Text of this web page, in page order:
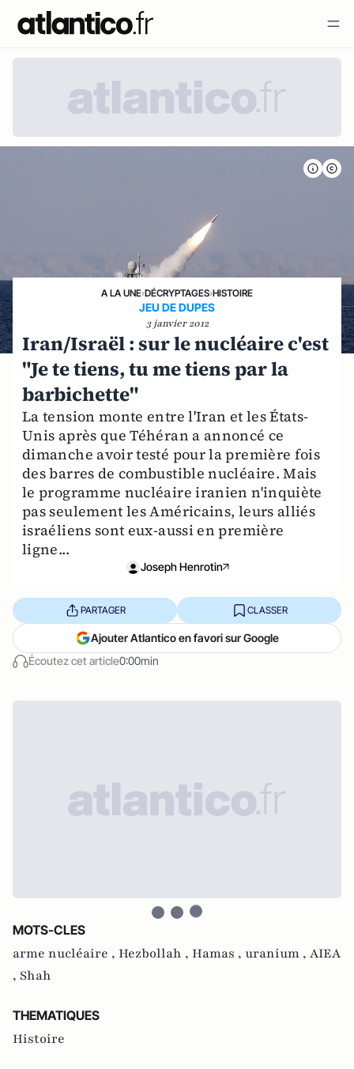
A LA UNE›DÉCRYPTAGES›HISTOIRE
JEU DE DUPES
3 janvier 2012
Iran/Israël : sur le nucléaire c'est
"Je te tiens, tu me tiens par la
barbichette"
La tension monte entre l'Iran et les États-
Unis après que Téhéran a annoncé ce
dimanche avoir testé pour la première fois
des barres de combustible nucléaire. Mais
le programme nucléaire iranien n'inquiète
pas seulement les Américains, leurs alliés
israéliens sont eux-aussi en première
ligne...
Joseph Henrotin
Écoutez cet article0:00min
PARTAGER CLASSER
Ajouter Atlantico en favori sur Google
MOTS-CLES
arme nucléaire , Hezbollah , Hamas , uranium , AIEA
, Shah
THEMATIQUES
Histoire